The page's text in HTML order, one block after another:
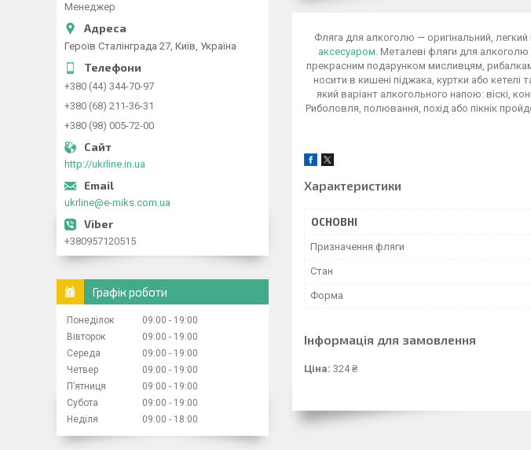
Фляга для алкоголю — оригінальний, легкий
аксесуаром . Металеві фляги для
прекрасним подарунком мисливцям,
носити в кишені піджака, куртки або
який варіант алкогольного напою: віскі,
Риболовля, полювання, похід або пікнік
Характеристики
ОСНОВНІ
Призначення фляги
Стан
Форма
Інформація для замовлення
Ціна: 324 ₴
Менеджер
Героїв Сталінграда 27, Київ, Україна
+380 (44) 344-70-97
+380 (68) 211-36-31
+380 (98) 005-72-00
http://ukrline.in.ua
ukrline@e-miks.com.ua
+380957120515
Графік роботи
Понеділок 09:00
19:00
Вівторок
09:00
19:00
Середа
09:00
19:00
Четвер
09:00
19:00
Пʼятниця
09:00
19:00
Субота
09:00
19:00
Неділя
09:00 18:00